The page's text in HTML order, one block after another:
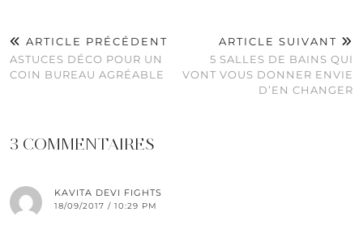
ARTICLE PRÉCÉDENT
ASTUCES DÉCO POUR UN
COIN BUREAU AGRÉABLE
ARTICLE SUIVANT
5 SALLES DE BAINS QUI
VONT VOUS DONNER ENVIE
D’EN CHANGER
3 COMMENTAIRES
KAVITA DEVI FIGHTS
18/09/2017 / 10:29 PM